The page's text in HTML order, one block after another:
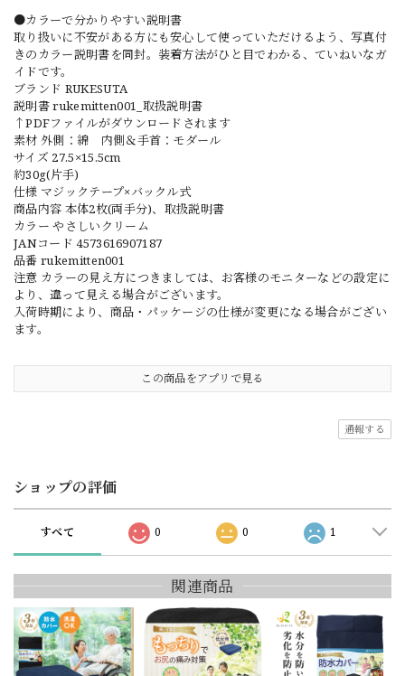
●カラーで分かりやすい説明書
取り扱いに不安がある方にも安心して使っていただけるよう、写真付
きのカラー説明書を同封。装着方法がひと目でわかる、ていねいなガ
イドです。
ブランド RUKESUTA
説明書 rukemitten001_取扱説明書
↑PDFファイルがダウンロードされます
素材 外側：綿 内側＆手首：モダール
サイズ 27.5×15.5cm
約30g(片手)
仕様 マジックテープ×バックル式
商品内容 本体2枚(両手分)、取扱説明書
カラー やさしいクリーム
JANコード 4573616907187
品番 rukemitten001
注意 カラーの見え方につきましては、お客様のモニターなどの設定に
より、違って見える場合がございます。
入荷時期により、商品・パッケージの仕様が変更になる場合がござい
ます。
この商品をアプリで見る
通報する
ショップの評価
すべて 0 0 1
関連商品